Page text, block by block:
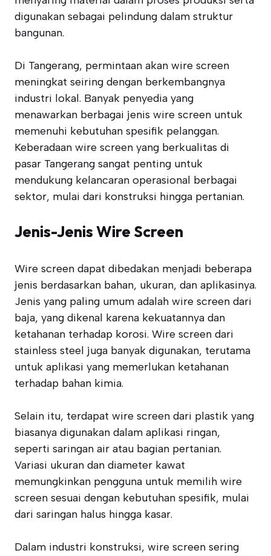
digunakan sebagai pelindung dalam struktur
bangunan.
Di Tangerang, permintaan akan wire screen
meningkat seiring dengan berkembangnya
industri lokal. Banyak penyedia yang
menawarkan berbagai jenis wire screen untuk
memenuhi kebutuhan spesifik pelanggan.
Keberadaan wire screen yang berkualitas di
pasar Tangerang sangat penting untuk
mendukung kelancaran operasional berbagai
sektor, mulai dari konstruksi hingga pertanian.
Jenis-Jenis Wire Screen
Wire screen dapat dibedakan menjadi beberapa
jenis berdasarkan bahan, ukuran, dan aplikasinya.
Jenis yang paling umum adalah wire screen dari
baja, yang dikenal karena kekuatannya dan
ketahanan terhadap korosi. Wire screen dari
stainless steel juga banyak digunakan, terutama
untuk aplikasi yang memerlukan ketahanan
terhadap bahan kimia.
Selain itu, terdapat wire screen dari plastik yang
biasanya digunakan dalam aplikasi ringan,
seperti saringan air atau bagian pertanian.
Variasi ukuran dan diameter kawat
memungkinkan pengguna untuk memilih wire
screen sesuai dengan kebutuhan spesifik, mulai
dari saringan halus hingga kasar.
Dalam industri konstruksi, wire screen sering